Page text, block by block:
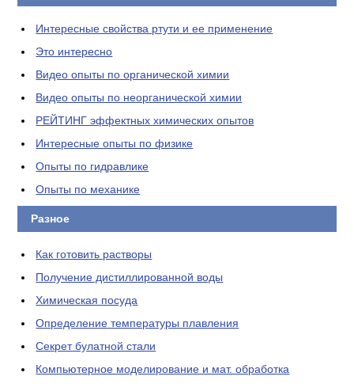
Интересные свойства ртути и ее применение
Это интересно
Видео опыты по органической химии
Видео опыты по неорганической химии
РЕЙТИНГ эффектных химических опытов
Интересные опыты по физике
Опыты по гидравлике
Опыты по механике
Разное
Как готовить растворы
Получение дистиллированной воды
Химическая посуда
Определение температуры плавления
Секрет булатной стали
Компьютерное моделирование и мат. обработка